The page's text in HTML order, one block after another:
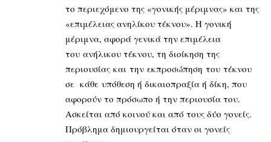
το περιεχόμενο της «γονικής μέριμνας» και της
«επιμέλειας ανηλίκου τέκνου». Η γονική
μέριμνα, αφορά γενικά την επιμέλεια
του ανήλικου τέκνου, τη διοίκηση της
περιουσίας και την εκπροσώπηση του τέκνου
σε κάθε υπόθεση ή δικαιοπραξία ή δίκη, που
αφορούν το πρόσωπο ή την περιουσία του.
Ασκείται από κοινού και από τους δύο γονείς.
Πρόβλημα δημιουργείται όταν οι γονείς